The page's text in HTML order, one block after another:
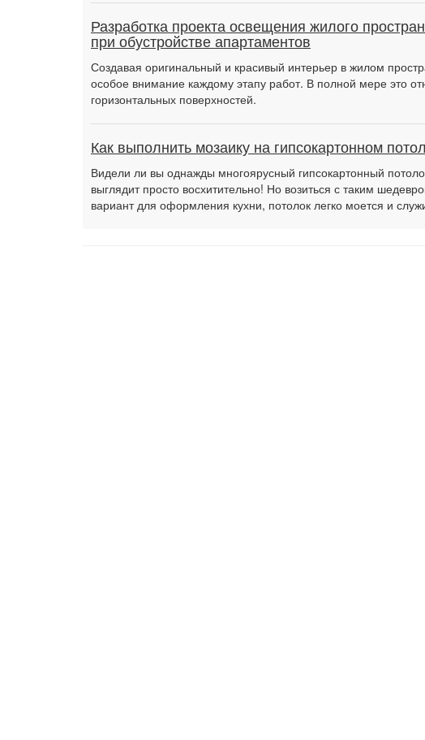
Разработка проекта освещения жилого
при обустройстве апартаментов
Создавая оригинальный и красивый интерьер в жилом
особое внимание каждому этапу работ. В полной мере это
горизонтальных поверхностей.
Как выполнить мозаику на гипсокартонном
Видели ли вы однажды многоярусный гипсокартонный
выглядит просто восхитительно! Но возиться с таким
вариант для оформления кухни, потолок легко моется и